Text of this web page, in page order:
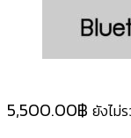
5,500.00฿ ยังไม่